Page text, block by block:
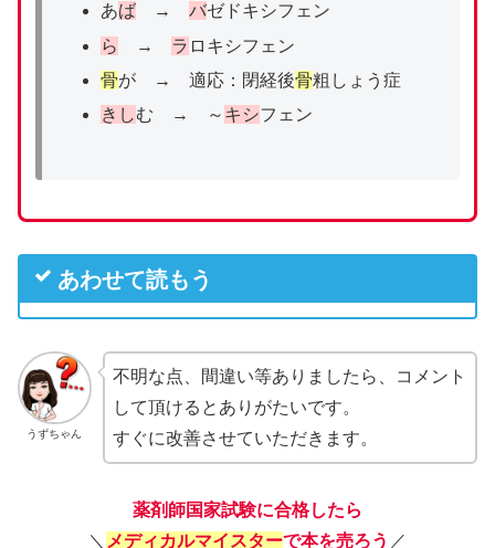
あば→ バゼドキシフェン
ら
→ ラ ロキシフェン
骨が → 適応：閉経後骨粗しょう症
きしむ → ～ キシフェン
あわせて読もう
うずちゃん
不明な点、間違い等ありましたら、コメント
して頂けるとありがたいです。
すぐに改善させていただきます。
薬剤師国家試験に合格したら
＼ メディカルマイスターで本を売ろう ／